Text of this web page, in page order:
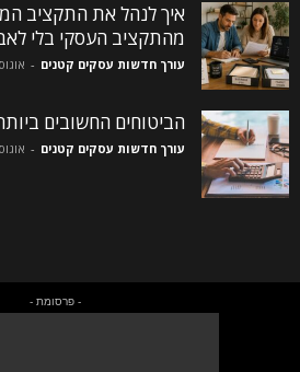
איך לנהל את התקציב
מהתקציב העסקי בלי
עורך חדשות עסקים קטנים - אוגוסט 9,
הביטוחים החשובים
עורך חדשות עסקים קטנים - אוגוסט 9,
- פרסומת -